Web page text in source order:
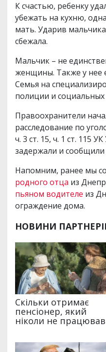
К счастью, ребенку
убежать на кухню,
мать. Ударив
сбежала.
Мальчик – не
женщины. Также у нее
Семья на
полиции и социальных
Правоохранители
расследование по
ч. 3 ст. 15, ч. 1 ст. 115
задержали и
Напомним, ранее мы
родного отца из
пьяном водителе из
ограждение дома.